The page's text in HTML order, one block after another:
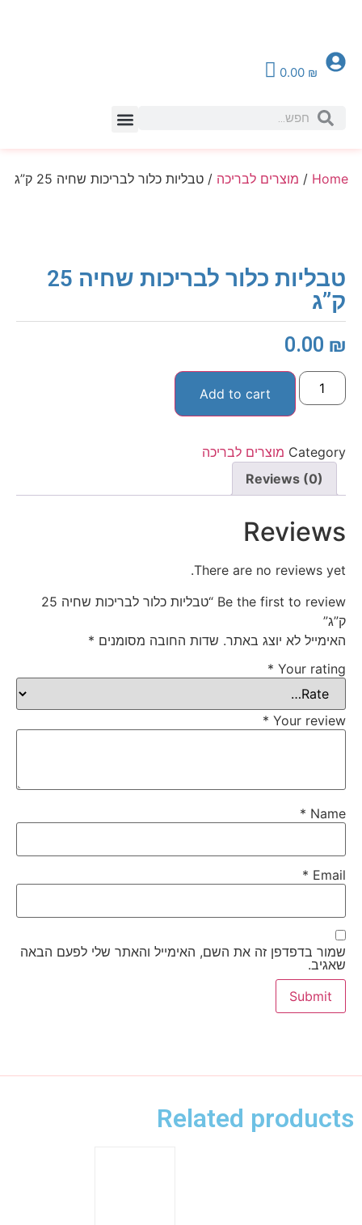
0.00 ₪
Home
/ מוצרים לבריכה / טבליות כלור לבריכות שחיה 25 ק”ג
טבליות כלור לבריכות שחיה 25
ק”ג
0.00 ₪
Add to cart
Category מוצרים לבריכה
Reviews (0)
Reviews
There are no reviews yet.
Be the first to review “טבליות כלור לבריכות שחיה 25
ק”ג”
האימייל לא יוצג באתר. שדות החובה מסומנים *
Your rating
*
Your review
*
Name
*
Email
*
שמור בדפדפן זה את השם, האימייל והאתר שלי לפעם הבאה
שאגיב.
Related products